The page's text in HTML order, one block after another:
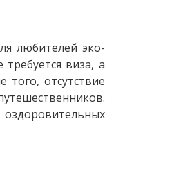
любителей эко-
виза, а
отсутствие